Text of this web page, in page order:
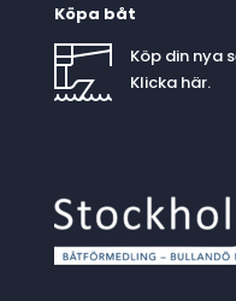
Köpa båt
Köp din nya
Klicka här.